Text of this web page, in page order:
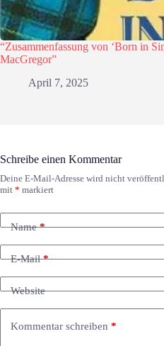
“Zusammenfassung von ‘Born in
MacGregor”
April 7, 2025
Schreibe einen Kommentar
Deine E-Mail-Adresse wird nicht
mit * markiert
Name*
E-Mail*
Website
Kommentar schreiben *